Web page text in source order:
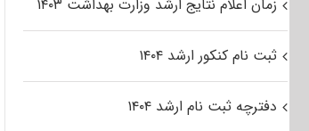
زمان اعلام نتایج ارشد وزارت بهداشت ۱۴۰۳
ثبت نام کنکور ارشد ۱۴۰۴
دفترچه ثبت نام ارشد ۱۴۰۴